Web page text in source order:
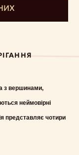
з вершинами,
неймовірні
представляє чотири